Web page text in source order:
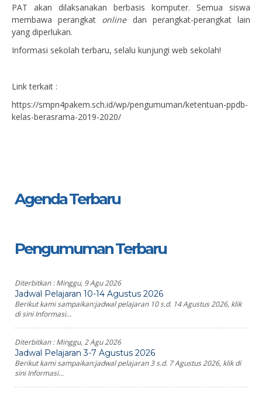
PAT akan dilaksanakan berbasis komputer. Semua siswa
membawa perangkat onlinedan perangkat-perangkat lain
yang diperlukan.
Informasi sekolah terbaru, selalu kunjungi web sekolah!
Link terkait :
https://smpn4pakem.sch.id/wp/pengumuman/ketentuan-ppdb-
kelas-berasrama-2019-2020/
Agenda Terbaru
Pengumuman Terbaru
Diterbitkan :Minggu, 9 Agu 2026
Jadwal Pelajaran 10-14 Agustus 2026
Berikut kami sampaikan:jadwal pelajaran 10 s.d. 14 Agustus 2026, klik
di sini Informasi...
Diterbitkan :Minggu, 2 Agu 2026
Jadwal Pelajaran 3-7 Agustus 2026
Berikut kami sampaikan:jadwal pelajaran 3 s.d. 7 Agustus 2026, klik di
sini Informasi...